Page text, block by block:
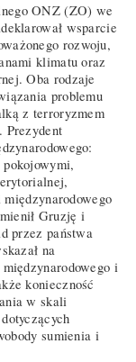
ONZ (ZO) we
wsparcie
rozwoju,
klimatu oraz
Oba rodzaje
problemu
z terroryzmem
Prezydent
Gruzję i
przez państwa
na
i
konieczność
w skali
sumienia i